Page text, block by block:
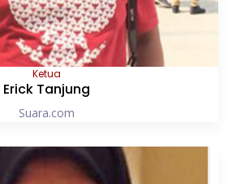
Ketua
Erick Tanjung
Suara.com